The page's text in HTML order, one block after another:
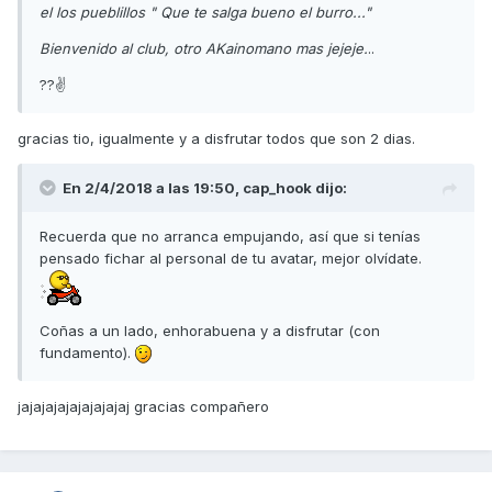
el los pueblillos " Que te salga bueno el burro..."
Bienvenido al club, otro AKainomano mas jejeje...
??✌
gracias tio, igualmente y a disfrutar todos que son 2 dias.
En 2/4/2018 a las 19:50, cap_hook dijo:
Recuerda que no arranca empujando, así que si tenías
pensado fichar al personal de tu avatar, mejor olvídate.
Coñas a un lado, enhorabuena y a disfrutar (con
fundamento).
jajajajajajajajajaj gracias compañero